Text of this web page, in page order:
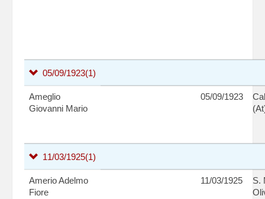
05/09/1923(1)
Ameglio
Giovanni Mario
05/09/1923
11/03/1925(1)
Amerio Adelmo
Fiore
11/03/1925
S.